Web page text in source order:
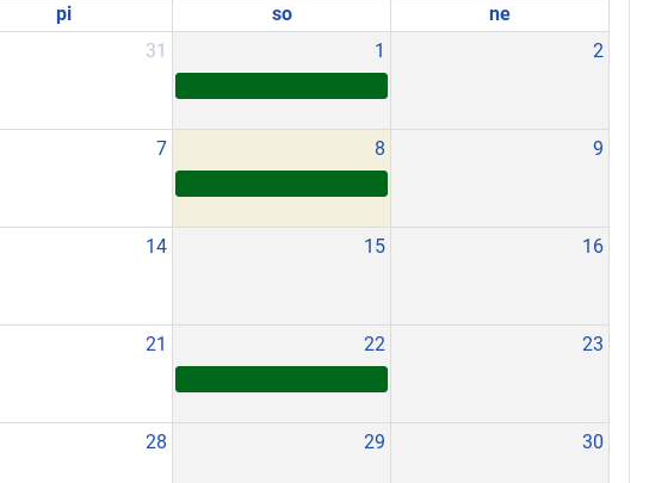
pi so
ne
31 1 2
7 8 9
14 15 16
21 22 23
28 29 30